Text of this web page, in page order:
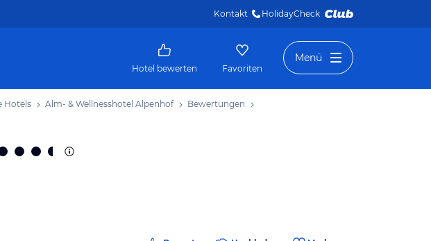
Kontakt HolidayCheck
Hotel bewerten Favoriten
Menü
Hotels Alm- & Wellnesshotel Alpenhof Bewertungen